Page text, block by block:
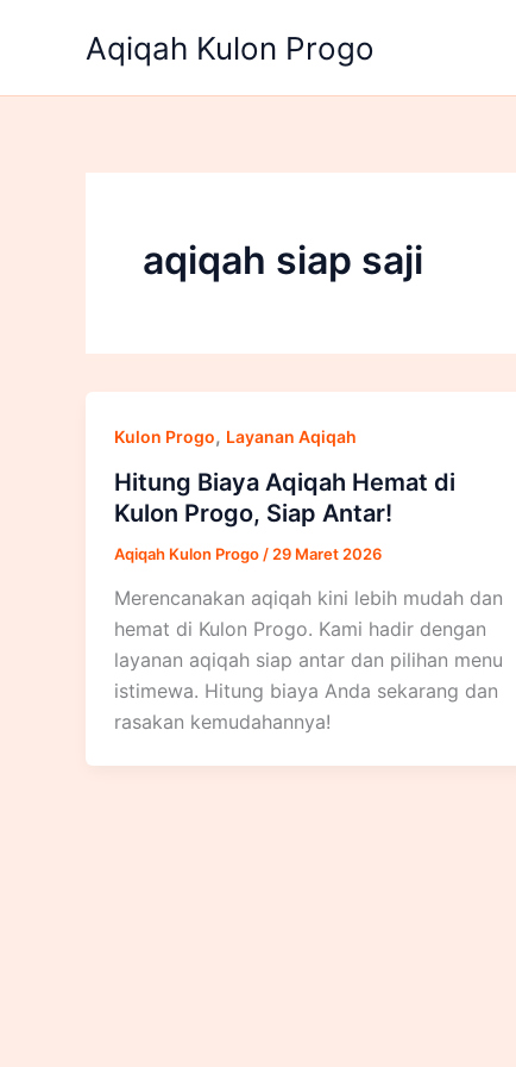
Aqiqah Kulon Progo
aqiqah siap saji
Kulon Progo, Layanan Aqiqah
Hitung Biaya Aqiqah Hemat di
Kulon Progo, Siap Antar!
Aqiqah Kulon Progo / 29 Maret 2026
Merencanakan aqiqah kini lebih mudah dan
hemat di Kulon Progo. Kami hadir dengan
layanan aqiqah siap antar dan pilihan menu
istimewa. Hitung biaya Anda sekarang dan
rasakan kemudahannya!